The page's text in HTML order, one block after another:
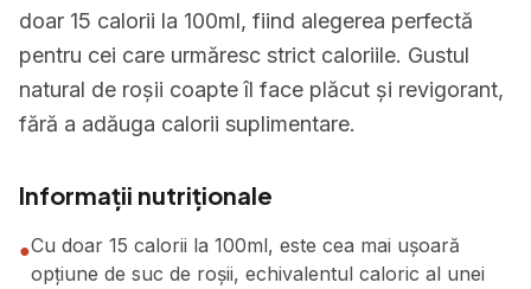
doar 15 calorii la 100ml, fiind alegerea perfectă
pentru cei care urmăresc strict caloriile. Gustul
natural de roșii coapte îl face plăcut și revigorant,
fără a adăuga calorii suplimentare.
Informații nutriționale
●Cu doar 15 calorii la 100ml, este cea mai ușoară
opțiune de suc de roșii, echivalentul caloric al unei